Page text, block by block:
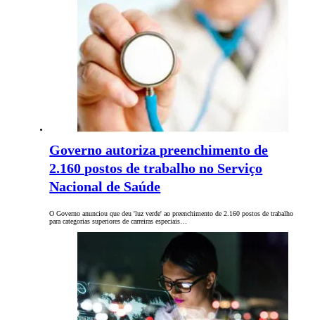
Governo autoriza preenchimento de
2.160 postos de trabalho no Serviço
Nacional de Saúde
O Governo anunciou que deu 'luz verde' ao preenchimento de 2.160 postos de trabalho
para categorias superiores de carreiras especiais…